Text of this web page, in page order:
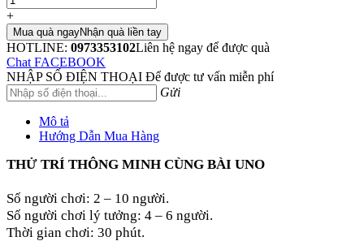
+
Mua quà ngayNhận quà liền tay
HOTLINE: 0973353102Liên hệ ngay để được quà
Chat FACEBOOK
NHẬP SỐ ĐIỆN THOẠI Để được tư vấn miễn phí
Gửi
Mô tả
Hướng Dẫn Mua Hàng
THỬ TRÍ THÔNG MINH CÙNG BÀI UNO
Số người chơi: 2 – 10 người.
Số người chơi lý tưởng: 4 – 6 người.
Thời gian chơi: 30 phút.